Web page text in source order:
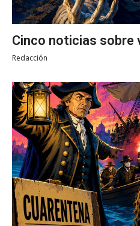
Cinco noticias sobre
Redacción